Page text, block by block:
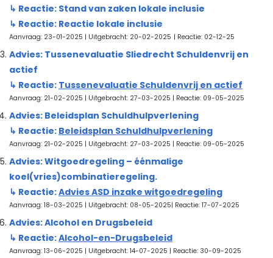
↳ Reactie: Stand van zaken lokale inclusie
↳ Reactie: Reactie lokale inclusie
Aanvraag: 23-01-2025 | Uitgebracht: 20-02-2025 | Reactie: 02-12-25
Advies: Tussenevaluatie Sliedrecht Schuldenvrij en
actief
↳ Reactie: Tussenevaluatie Schuldenvrij en actief
Aanvraag: 21-02-2025 | Uitgebracht: 27-03-2025 | Reactie: 09-05-2025
Advies: Beleidsplan Schuldhulpverlening
↳ Reactie: Beleidsplan Schuldhulpverlening
Aanvraag: 21-02-2025 | Uitgebracht: 27-03-2025 | Reactie: 09-05-2025
Advies: Witgoedregeling – éénmalige
koel(vries)combinatieregeling.
↳ Reactie:Advies ASD inzake witgoedregeling
Aanvraag: 18-03-2025 | Uitgebracht: 08-05-2025| Reactie: 17-07-2025
Advies: Alcohol en Drugsbeleid
↳ Reactie:Alcohol-en-Drugsbeleid
Aanvraag: 13-06-2025 | Uitgebracht: 14-07-2025 | Reactie: 30-09-2025